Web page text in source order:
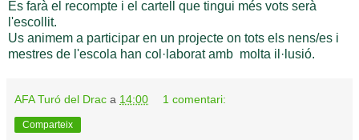
Es farà el recompte i el cartell que tingui més vots serà
l'escollit.
Us animem a participar en un projecte on tots els nens/es i
mestres de l'escola han col·laborat amb molta il·lusió.
AFA Turó del Drac a 14:00 1 comentari:
Comparteix